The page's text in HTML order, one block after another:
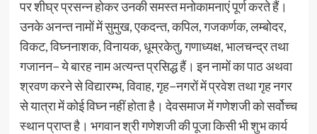
पर शीघ्र प्रसन्न होकर उनकी समस्त मनोकामनाएं पूर्ण करते हैं।
उनके अनन्त नामों में सुमुख, एकदन्त, कपिल, गजकर्णक, लम्बोदर,
विकट, विघ्ननाशक, विनायक, धूम्रकेतु, गणाध्यक्ष, भालचन्द्र तथा
गजानन− ये बारह नाम अत्यन्त प्रसिद्ध हैं। इन नामों का पाठ अथवा
श्रवण करने से विद्यारम्भ, विवाह, गृह−नगरों में प्रवेश तथा गृह नगर
से यात्रा में कोई विघ्न नहीं होता है। देवसमाज में गणेशजी को सर्वोच्च
स्थान प्राप्त है। भगवान श्री गणेशजी की पूजा किसी भी शुभ कार्य